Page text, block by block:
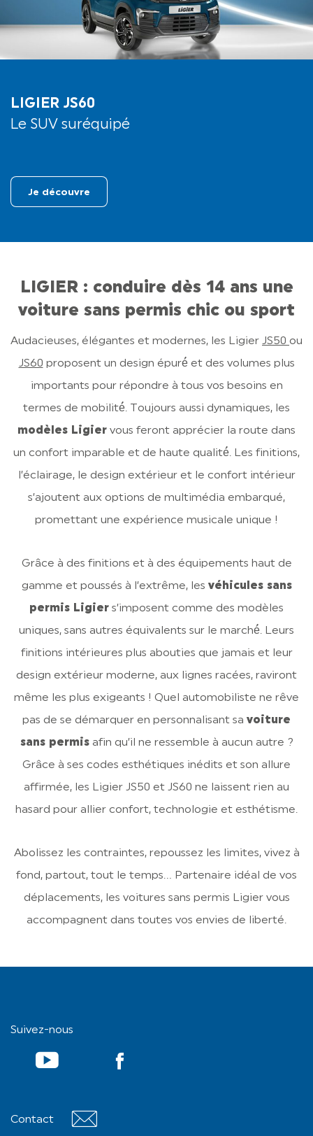
LIGIER JS60
Le SUV suréquipé
Je découvre
LIGIER : conduire dès 14 ans une
voiture sans permis chic ou sport
Audacieuses, élégantes et modernes, les Ligier JS50 ou
JS60 proposent un design épuré́ et des volumes plus
importants pour répondre à tous vos besoins en
termes de mobilité́. Toujours aussi dynamiques, les
modèles Ligier vous feront apprécier la route dans
un confort imparable et de haute qualité́. Les finitions,
l’éclairage, le design extérieur et le confort intérieur
s’ajoutent aux options de multimédia embarqué,
promettant une expérience musicale unique !
Grâce à des finitions et à des équipements haut de
gamme et poussés à l’extrême, les véhicules sans
permis Ligier s’imposent comme des modèles
uniques, sans autres équivalents sur le marché́. Leurs
finitions intérieures plus abouties que jamais et leur
design extérieur moderne, aux lignes racées, raviront
même les plus exigeants ! Quel automobiliste ne rêve
pas de se démarquer en personnalisant sa voiture
sans permisafin qu’il ne ressemble à aucun autre ?
Grâce à ses codes esthétiques inédits et son allure
affirmée, les Ligier JS50 et JS60 ne laissent rien au
hasard pour allier confort, technologie et esthétisme.
Abolissez les contraintes, repoussez les limites, vivez à
fond, partout, tout le temps… Partenaire idéal de vos
déplacements, les voitures sans permis Ligier vous
accompagnent dans toutes vos envies de liberté.
Suivez-nous
YouTube
Contact